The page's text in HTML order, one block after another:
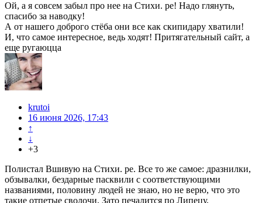
Ой, а я совсем забыл про нее на Стихи. ре! Надо глянуть,
спасибо за наводку!
А от нашего доброго стёба они все как скипидару хватили!
И, что самое интересное, ведь ходят! Притягательный сайт, а
еще ругаюцца
krutoi
16 июня 2026, 17:43
↑
↓
+3
Полистал Вшивую на Стихи. ре. Все то же самое: дразнилки,
обзывалки, бездарные пасквили с соответствующими
названиями, половину людей не знаю, но не верю, что это
такие отпетые сволочи. Зато печалится по Липецу,